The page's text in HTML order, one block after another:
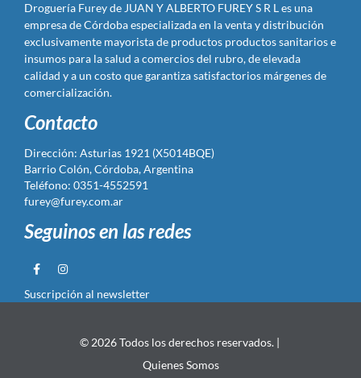
Droguería Furey de JUAN Y ALBERTO FUREY S R L es una
empresa de Córdoba especializada en la venta y distribución
exclusivamente mayorista de productos productos sanitarios e
insumos para la salud a comercios del rubro, de elevada
calidad y a un costo que garantiza satisfactorios márgenes de
comercialización.
Contacto
Dirección: Asturias 1921 (X5014BQE)
Barrio Colón, Córdoba, Argentina
Teléfono: 0351-4552591
furey@furey.com.ar
Seguinos en las redes
Suscripción al newsletter
© 2026 Todos los derechos reservados. |
Quienes Somos